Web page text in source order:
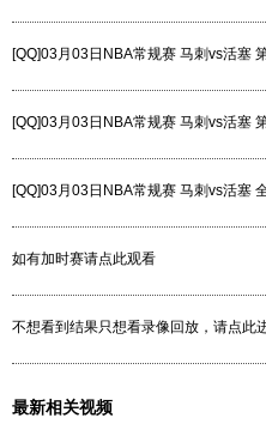
[QQ]03月03日NBA常规赛 马刺vs活塞
[QQ]03月03日NBA常规赛 马刺vs活塞
[QQ]03月03日NBA常规赛 马刺vs活塞
如有加时赛请点此观看
不想看到结果只想看录像回放，请点此
最新相关视频